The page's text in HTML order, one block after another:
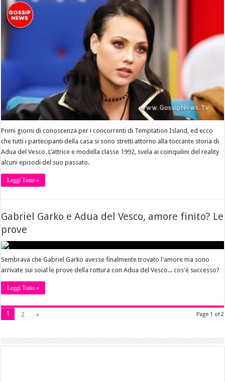
Primi giorni di conoscenza per i concorrenti di Temptation Island, ed ecco
che tutti i partecipanti della casa si sono stretti attorno alla toccante storia di
Adua del Vesco. L’attrice e modella classe 1992, svela ai coinquilini del reality
alcuni episodi del suo passato.
Leggi Tutto »
Gabriel Garko e Adua del Vesco, amore finito? Le
prove
Sembrava che Gabriel Garko avesse finalmente trovato l'amore ma sono
arrivate sui soial le prove della rottura con Adua del Vesco... cos'è successo?
Leggi Tutto »
Page 1 of 2
1 2 »